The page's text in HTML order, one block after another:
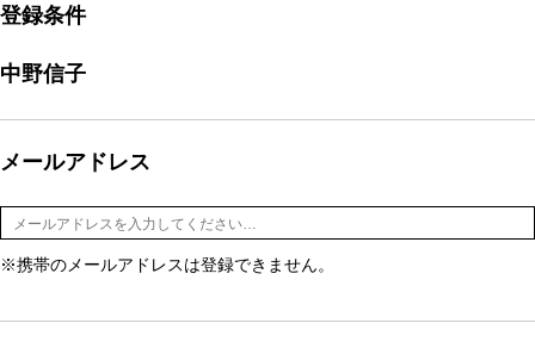
登録条件
中野信子
メールアドレス
※携帯のメールアドレスは登録できません。